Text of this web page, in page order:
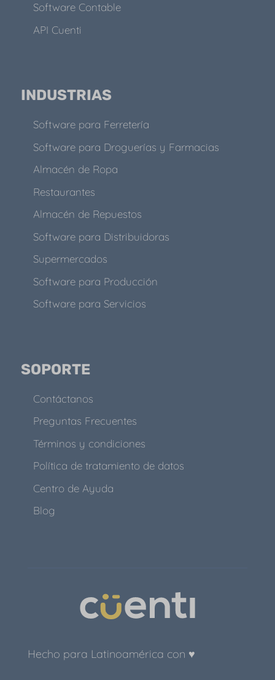
Software Contable
API Cuenti
INDUSTRIAS
Software para Ferretería
Software para Droguerías y Farmacias
Almacén de Ropa
Restaurantes
Almacén de Repuestos
Software para Distribuidoras
Supermercados
Software para Producción
Software para Servicios
SOPORTE
Contáctanos
Preguntas Frecuentes
Términos y condiciones
Política de tratamiento de datos
Centro de Ayuda
Blog
Hecho para Latinoamérica con ♥